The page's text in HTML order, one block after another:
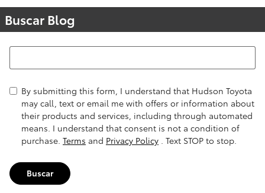
Buscar Blog
Buscar Blog
By submitting this form, I understand that Hudson Toyota
may call, text or email me with offers or information about
their products and services, including through automated
means. I understand that consent is not a condition of
purchase. Terms and Privacy Policy . Text STOP to stop.
Buscar